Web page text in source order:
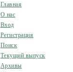
Главная
О нас
Вход
Регистрация
Поиск
Текущий выпуск
Архивы